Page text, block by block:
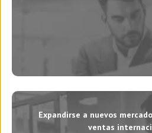
Expandirse a nuevos
ventas